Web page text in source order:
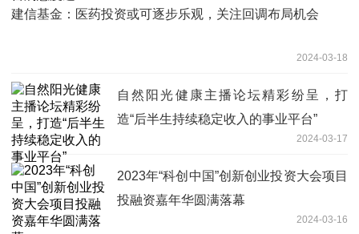
建信基金：医药投资或可逐步乐观，关注回调布局机会
2024-03-18
自然阳光健康主播论坛精彩纷呈，打
造“后半生持续稳定收入的事业平台”
2024-03-17
2023年“科创中国”创新创业投资大会项目
投融资嘉年华圆满落幕
2024-03-16